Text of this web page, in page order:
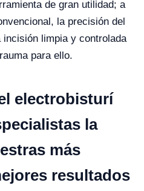
de gran utilidad; a
la precisión del
limpia y controlada
para ello.
electrobisturí
la
más
resultados